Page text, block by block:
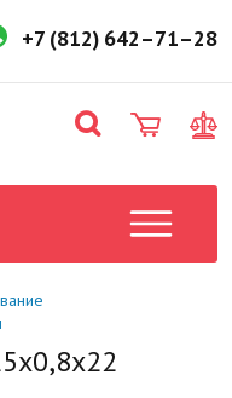
2 рабочих
на
+7 (812) 642–71–28